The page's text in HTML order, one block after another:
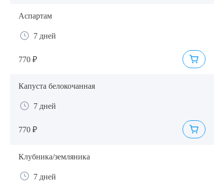
Аспартам
7 дней
770 ₽
Капуста белокочанная
7 дней
770 ₽
Клубника/земляника
7 дней